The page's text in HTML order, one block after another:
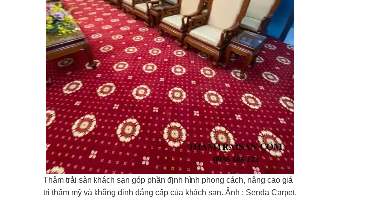
Thảm trải sàn khách sạn góp phần định hình phong cách, nâng cao giá
trị thẩm mỹ và khẳng định đẳng cấp của khách sạn. Ảnh : Senda Carpet.